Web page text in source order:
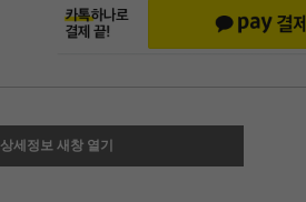
상세정보 새창 열기